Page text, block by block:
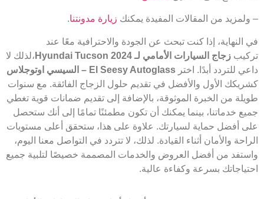
– ولمزيد من المقالات المفيدة يمكنك زيارة مدونتنا.
في النهاية، إذا كنت تبحث عن الجودة والاحترافية معًا عند
تركيب زجاج السيارات الأمامي لـ Hyundai Tucson 2024
،لذلك لا
داعي للتردد أبدًا. اختر El Seesy Autoglass – السيسي اوتوجلاس
كشريكك الأول والأفضل في تقديم حلول الزجاج الفائقة. مع سنوات
طويلة من الخبرة الموثوقة، بالإضافة إلى تقديم ضمانات قوية تغطي
جميع خدماتنا، بينما يمكنك أن تكون مطمئنًا تمامًا إلى أنك ستحصل
على أفضل حماية لسيارتك. علاوة على هذا، ستحقق أعلى مستويات
الراحة والأمان أثناء القيادة. لذلك، لا تتردد في التواصل معنا اليوم،
واستفد من أفضل العروض والخدمات المصممة خصيصًا لتلبية جميع
احتياجاتك بسرعة وكفاءة عالية.